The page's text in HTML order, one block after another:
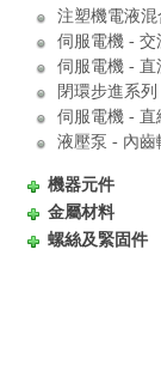
注塑機電液
伺服電機 - 交
伺服電機 - 直
閉環步進系列
伺服電機 - 直
液壓泵 - 內齒
機器元件
金屬材料
螺絲及緊固件